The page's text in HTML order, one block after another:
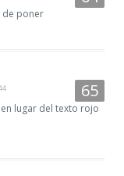
de poner
lugar del texto rojo